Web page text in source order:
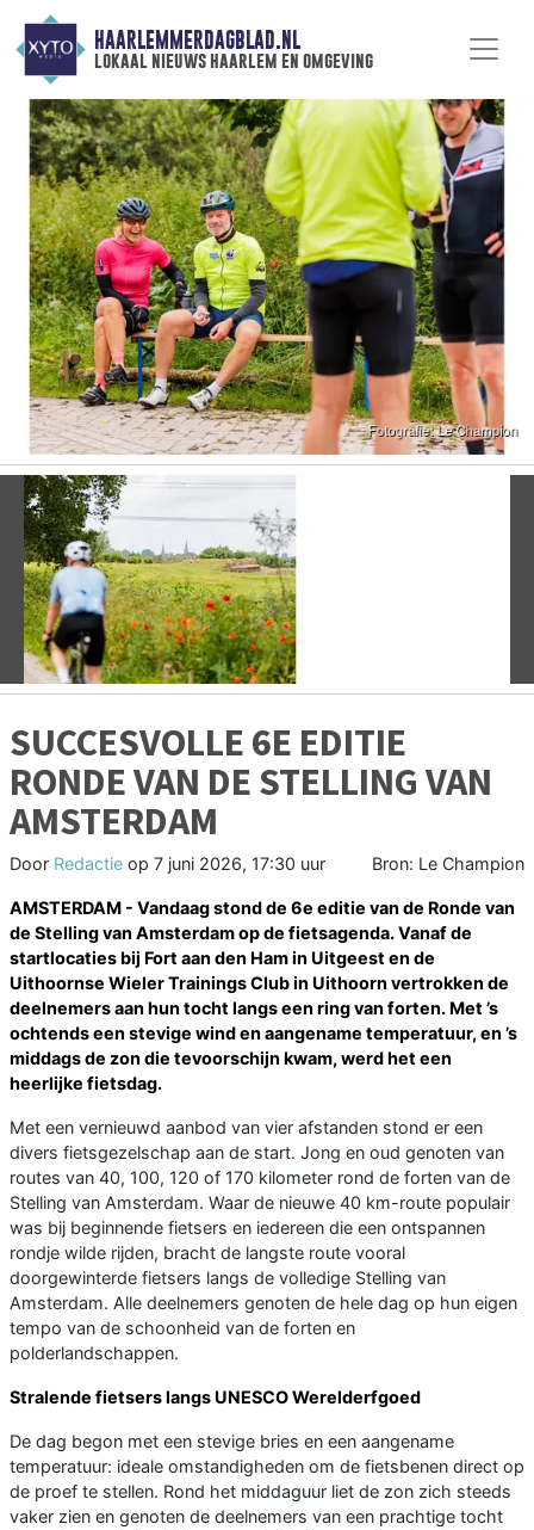
HAARLEMMERDAGBLAD.NL
lokaal nieuws haarlem en omgeving
Vorige
SUCCESVOLLE 6E EDITIE
RONDE VAN DE STELLING VAN
AMSTERDAM
Door Redactie op 7 juni 2026, 17:30 uur Bron: Le Champion
AMSTERDAM - Vandaag stond de 6e editie van de Ronde van
de Stelling van Amsterdam op de fietsagenda. Vanaf de
startlocaties bij Fort aan den Ham in Uitgeest en de
Uithoornse Wieler Trainings Club in Uithoorn vertrokken de
deelnemers aan hun tocht langs een ring van forten. Met ’s
ochtends een stevige wind en aangename temperatuur, en ’s
middags de zon die tevoorschijn kwam, werd het een
heerlijke fietsdag.
Met een vernieuwd aanbod van vier afstanden stond er een
divers fietsgezelschap aan de start. Jong en oud genoten van
routes van 40, 100, 120 of 170 kilometer rond de forten van de
Stelling van Amsterdam. Waar de nieuwe 40 km-route populair
was bij beginnende fietsers en iedereen die een ontspannen
rondje wilde rijden, bracht de langste route vooral
doorgewinterde fietsers langs de volledige Stelling van
Amsterdam. Alle deelnemers genoten de hele dag op hun eigen
tempo van de schoonheid van de forten en
polderlandschappen.
Stralende fietsers langs UNESCO Werelderfgoed
De dag begon met een stevige bries en een aangename
temperatuur: ideale omstandigheden om de fietsbenen direct op
de proef te stellen. Rond het middaguur liet de zon zich steeds
vaker zien en genoten de deelnemers van een prachtige tocht